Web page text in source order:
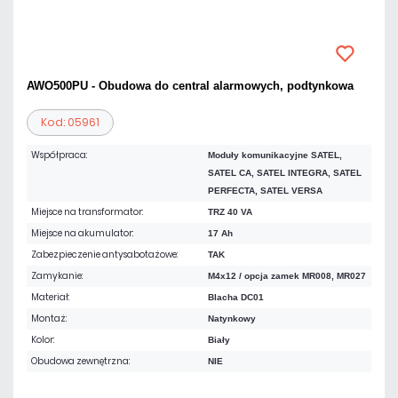
AWO500PU - Obudowa do central alarmowych, podtynkowa
Kod: 05961
Współpraca:
Moduły komunikacyjne SATEL,
SATEL CA, SATEL INTEGRA, SATEL
PERFECTA, SATEL VERSA
Miejsce na transformator: TRZ 40 VA
Miejsce na akumulator: 17 Ah
Zabezpieczenie antysabotażowe: TAK
Zamykanie: M4x12 / opcja zamek MR008, MR027
Materiał: Blacha DC01
Montaż: Natynkowy
Kolor: Biały
Obudowa zewnętrzna: NIE